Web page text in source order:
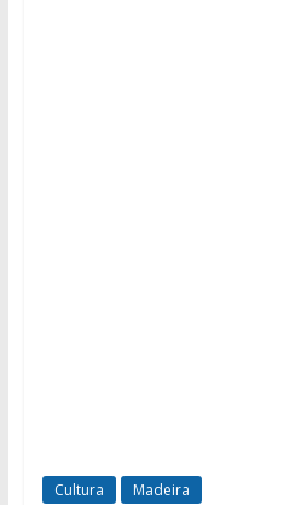
Cultura Madeira